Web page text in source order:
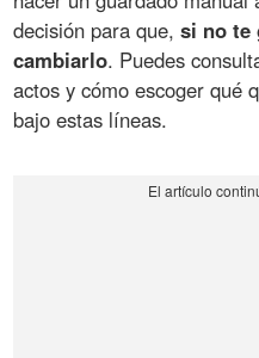
decisión para que,si no te
cambiarlo. Puedes
actos y cómo escoger qué
bajo estas líneas.